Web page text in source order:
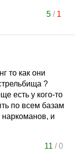
5/ 1
то как они
?
есть у кого-то
по всем базам
наркоманов, и
11 /0